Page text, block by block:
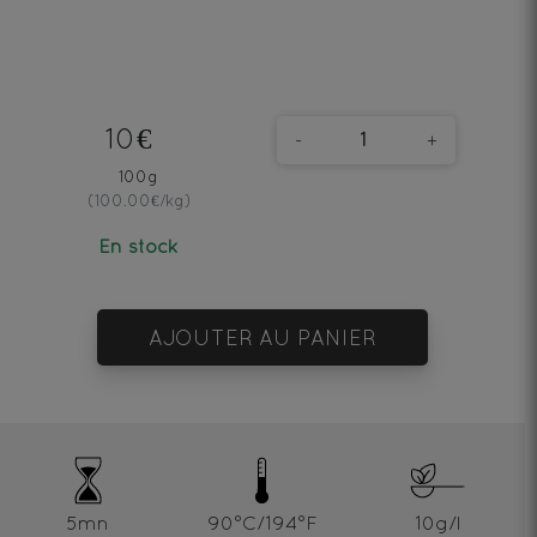
10€
100g
(100.00€/kg)
En stock
- +
AJOUTER AU PANIER
5mn 90°C/194°F 10g/l